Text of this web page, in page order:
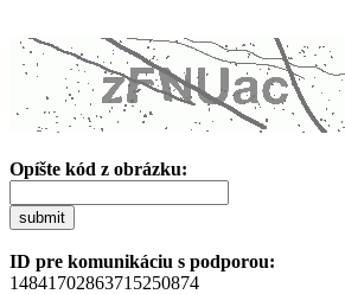
Opíšte kód z obrázku:
submit
ID pre komunikáciu s podporou:
14841702863715250874